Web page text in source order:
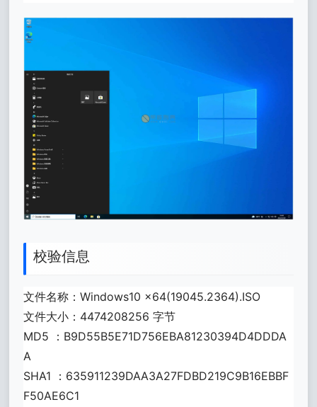
校验信息
文件名称：Windows10 x64(19045.2364).ISO
文件大小：4474208256 字节
MD5 ：B9D55B5E71D756EBA81230394D4DDDA
A
SHA1 ：635911239DAA3A27FDBD219C9B16EBBF
F50AE6C1